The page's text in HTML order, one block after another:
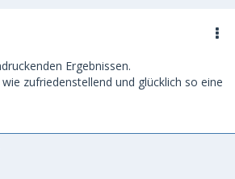
Ergebnissen.
zufriedenstellend und glücklich so eine